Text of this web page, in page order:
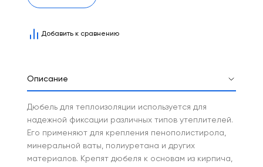
Добавить к сравнению
Описание
Дюбель для теплоизоляции используется для
надежной фиксации различных типов утеплителей.
Его применяют для крепления пенополистирола,
минеральной ваты, полиуретана и других
материалов. Крепят дюбеля к основам из кирпича,